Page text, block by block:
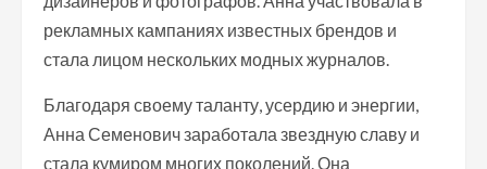
рекламных кампаниях известных брендов и
стала лицом нескольких модных журналов.
Благодаря своему таланту, усердию и энергии,
Анна Семенович заработала звездную славу и
стала кумиром многих поколений. Она